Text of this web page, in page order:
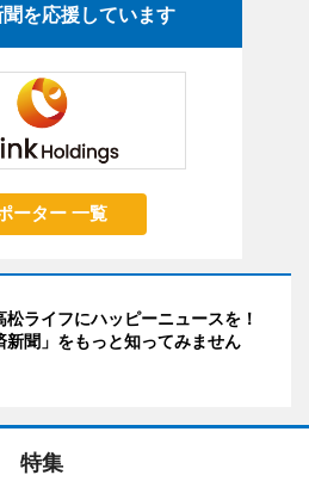
を応援しています
ーター 一覧
松ライフにハッピーニュースを！
新聞」をもっと知ってみません
特集